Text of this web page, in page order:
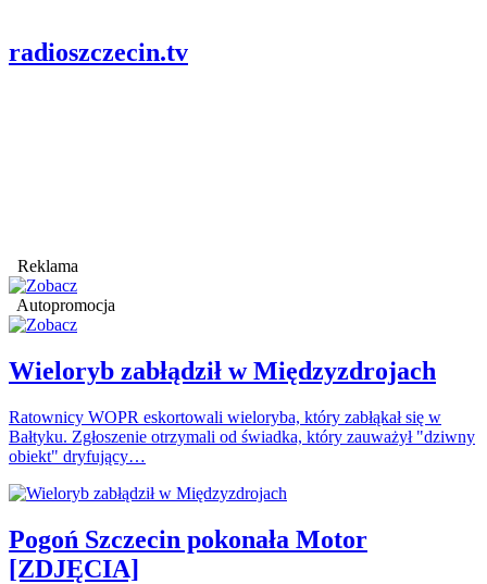
radioszczecin.tv
Reklama
Autopromocja
Wieloryb zabłądził w Międzyzdrojach
Ratownicy WOPR eskortowali wieloryba, który zabłąkał się w
Bałtyku. Zgłoszenie otrzymali od świadka, który zauważył "dziwny
obiekt" dryfujący…
Pogoń Szczecin pokonała Motor
[ZDJĘCIA]